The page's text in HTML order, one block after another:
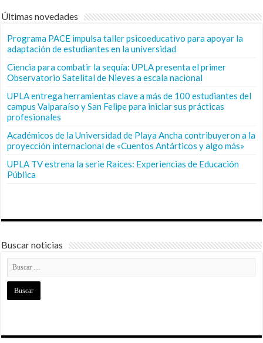
Últimas novedades
Programa PACE impulsa taller psicoeducativo para apoyar la
adaptación de estudiantes en la universidad
Ciencia para combatir la sequía: UPLA presenta el primer
Observatorio Satelital de Nieves a escala nacional
UPLA entrega herramientas clave a más de 100 estudiantes del
campus Valparaíso y San Felipe para iniciar sus prácticas
profesionales
Académicos de la Universidad de Playa Ancha contribuyeron a la
proyección internacional de «Cuentos Antárticos y algo más»
UPLA TV estrena la serie Raíces: Experiencias de Educación
Pública
Buscar noticias